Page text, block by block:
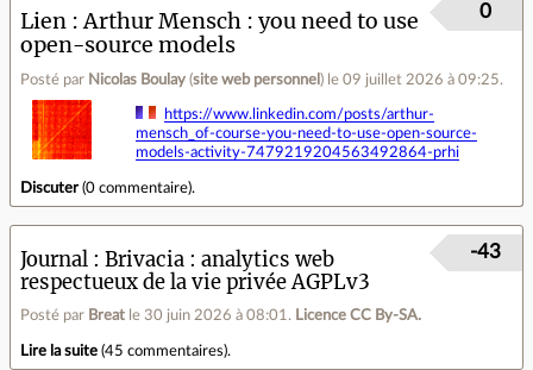
Lien
Arthur Mensch : you need to use
open-source models
Posté par Nicolas Boulay (site web personnel ) le 09 juillet 2026 à 09:25.
0
https://www.linkedin.com/posts/arthur-
mensch_of-course-you-need-to-use-open-source-
models-activity-7479219204563492864-prhi
Discuter(0 commentaire).
Journal
Brivacia : analytics web
respectueux de la vie privée AGPLv3
Posté par Breat le 30 juin 2026 à 08:01 . Licence CC By‑SA.
-43
Lire la suite (45 commentaires).